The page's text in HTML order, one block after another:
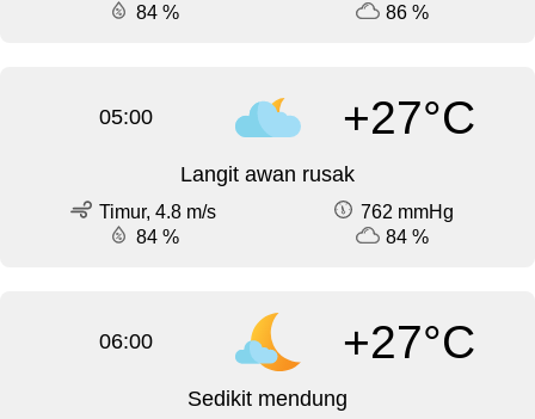
84 %
86 %
05:00 +27°C
Langit awan rusak
Timur, 4.8 m/s
762 mmHg
84 %
84 %
06:00 +27°C
Sedikit mendung